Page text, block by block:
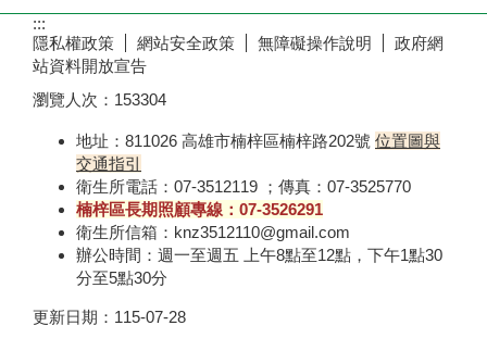
:::
隱私權政策
網站安全政策 無障礙操作說明
政府網
站資料開放宣告
瀏覽人次： 153304
地址：811026 高雄市楠梓區楠梓路202號 位置圖與
交通指引
衛生所電話：07-3512119 ；傳真：07-3525770
楠梓區長期照顧專線：07-3526291
衛生所信箱：knz3512110@gmail.com
辦公時間：週一至週五 上午8點至12點，下午1點30
分至5點30分
更新日期： 115-07-28